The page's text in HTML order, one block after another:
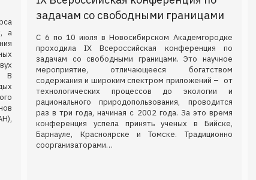
а
В
задачам со свободными границами
С 6 по 10 июля в Новосибирском Академгородке
проходила IX Всероссийская конференция по
задачам со свободными границами. Это научное
мероприятие, отличающееся богатством
содержания и широким спектром приложений – от
технологических процессов до экологии и
рационального природопользования, проводится
раз в три года, начиная с 2002 года. За это время
конференция успела принять ученых в Бийске,
Барнауле, Красноярске и Томске. Традиционно
соорганизаторами…